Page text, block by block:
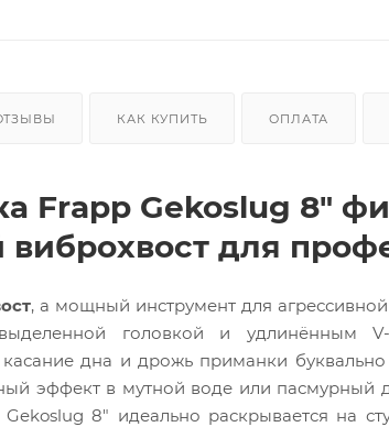
КАК КУПИТЬ ОПЛАТА
Frapp Gekoslug 8"
для
, а мощный инструмент для
головкой и удлинённым V-
дна и дрожь приманки буквально
эффект в мутной воде или пасмурный
8" идеально раскрывается на